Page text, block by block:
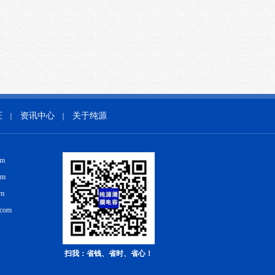
资讯中心 关于纯源
扫我：省钱、省时、省心！